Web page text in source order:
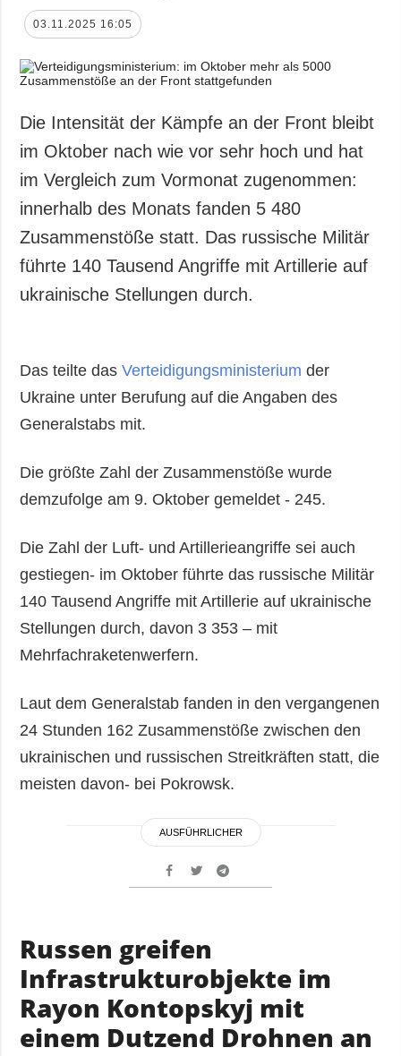
03.11.2025 16:05
Die Intensität der Kämpfe an der Front bleibt
im Oktober nach wie vor sehr hoch und hat
im Vergleich zum Vormonat zugenommen:
innerhalb des Monats fanden 5 480
Zusammenstöße statt. Das russische Militär
führte 140 Tausend Angriffe mit Artillerie auf
ukrainische Stellungen durch.
Das teilte dasVerteidigungsministeriumder
Ukraine unter Berufung auf die Angaben des
Generalstabs mit.
Die größte Zahl der Zusammenstöße wurde
demzufolge am 9. Oktober gemeldet - 245.
Die Zahl der Luft- und Artillerieangriffe sei auch
gestiegen- im Oktober führte das russische Militär
140 Tausend Angriffe mit Artillerie auf ukrainische
Stellungen durch, davon 3 353 – mit
Mehrfachraketenwerfern.
Laut dem Generalstab fanden in den vergangenen
24 Stunden 162 Zusammenstöße zwischen den
ukrainischen und russischen Streitkräften statt, die
meisten davon- bei Pokrowsk.
AUSFÜHRLICHER
Russen greifen
Infrastrukturobjekte im
Rayon Kontopskyj mit
einem Dutzend Drohnen an